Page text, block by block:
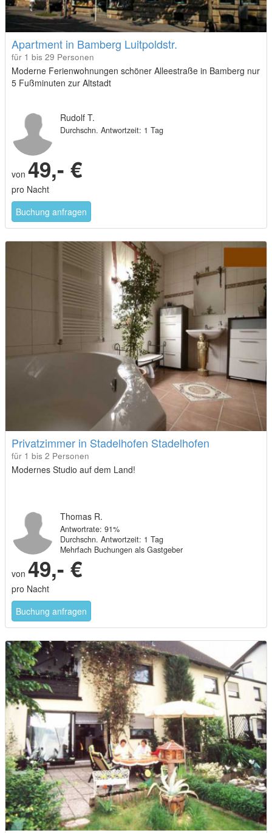
Apartment in Bamberg Luitpoldstr.
für 1 bis 29 Personen
Moderne Ferienwohnungen schöner Alleestraße in Bamberg nur
5 Fußminuten zur Altstadt
Rudolf T.
Durchschn. Antwortzeit: 1 Tag
von 49,- €
pro Nacht
Buchung anfragen
Privatzimmer in Stadelhofen Stadelhofen
für 1 bis 2 Personen
Modernes Studio auf dem Land!
Thomas R.
Antwortrate: 91%
Durchschn. Antwortzeit: 1 Tag
Mehrfach Buchungen als Gastgeber
von 49,- €
pro Nacht
Buchung anfragen